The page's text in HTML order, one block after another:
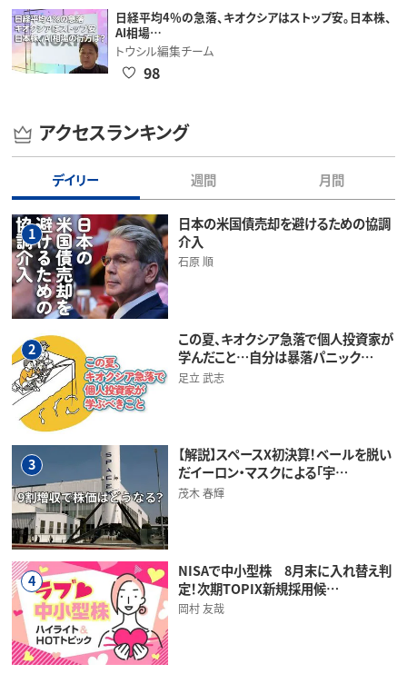
日経平均4％の急落、キオクシアはストップ安。日本株、
AI相場…
トウシル編集チーム
98
アクセスランキング
デイリー 週間 月間
1
日本の米国債売却を避けるための協調
介入
石原 順
2
この夏、キオクシア急落で個人投資家が
学んだこと…自分は暴落パニック…
足立 武志
3
【解説】スペースX初決算！ベールを脱い
だイーロン・マスクによる「宇…
茂木 春輝
4
NISAで中小型株 8月末に入れ替え判
定！次期TOPIX新規採用候…
岡村 友哉